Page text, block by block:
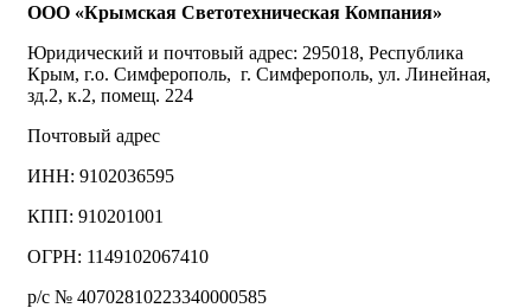
ООО «Крымская Светотехническая Компания»
Юридический и почтовый адрес: 295018, Республика
Крым, г.о. Симферополь, г. Симферополь, ул. Линейная,
зд.2, к.2, помещ. 224
Почтовый адрес
ИНН: 9102036595
КПП: 910201001
ОГРН: 1149102067410
р/с № 40702810223340000585